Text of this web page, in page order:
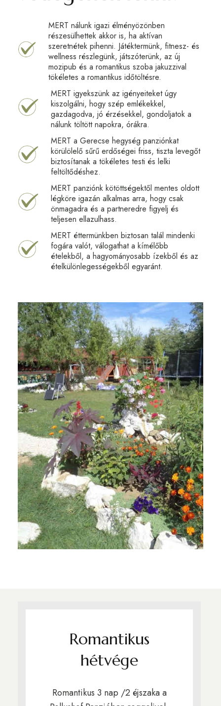
MERT nálunk igazi élményözönben
részesülhettek akkor is, ha aktívan
szeretnétek pihenni. Játéktermünk, fitnesz- és
wellness részlegünk, játszóterünk, az új
mozipub és a romantikus szoba jakuzzival
tökéletes a romantikus időtöltésre.
MERT igyekszünk az igényeiteket úgy
kiszolgálni, hogy szép emlékekkel,
gazdagodva, jó érzésekkel, gondoljatok a
nálunk töltött napokra, órákra.
MERT a Gerecse hegység panziónkat
körülölelő sűrű erdőségei friss, tiszta levegőt
biztosítanak a tökéletes testi és lelki
feltöltődéshez.
MERT panziónk kötöttségektől mentes oldott
légköre igazán alkalmas arra, hogy csak
önmagadra és a partneredre figyelj és
teljesen ellazulhass.
MERT éttermünkben biztosan talál mindenki
fogára valót, válogathat a kímélőbb
ételekből, a hagyományosabb ízekből és az
ételkülönlegességekből egyaránt.
Romantikus
hétvége
Romantikus 3 nap /2 éjszaka a